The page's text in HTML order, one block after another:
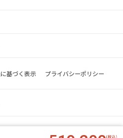
基づく表示 プライバシーポリシー
All rights reserved.